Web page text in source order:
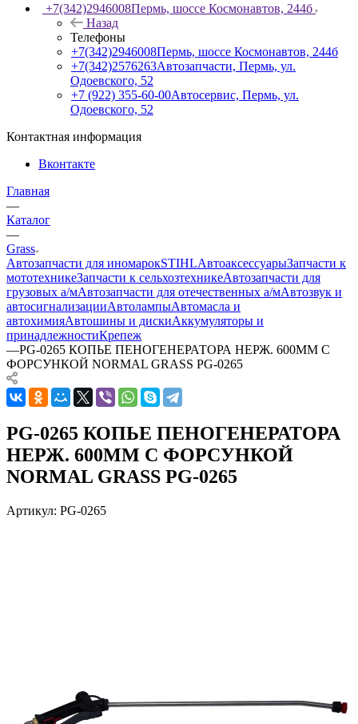
+7(342)2946008Пермь, шоссе Космонавтов, 244б
Назад
Телефоны
+7(342)2946008Пермь, шоссе Космонавтов, 244б
+7(342)2576263Автозапчасти, Пермь, ул.
Одоевского, 52
+7 (922) 355-60-00Автосервис, Пермь, ул.
Одоевского, 52
Контактная информация
Вконтакте
Главная
—
Каталог
—
Grass
Автозапчасти для иномарокSTIHLАвтоаксессуарыЗапчасти к
мототехникеЗапчасти к сельхозтехникеАвтозапчасти для
грузовых а/мАвтозапчасти для отечественных а/мАвтозвук и
автосигнализацииАвтолампыАвтомасла и
автохимияАвтошины и дискиАккумуляторы и
принадлежностиКрепеж
—PG-0265 КОПЬЕ ПЕНОГЕНЕРАТОРА НЕРЖ. 600ММ С
ФОРСУНКОЙ NORMAL GRASS PG-0265
PG-0265 КОПЬЕ ПЕНОГЕНЕРАТОРА
НЕРЖ. 600ММ С ФОРСУНКОЙ
NORMAL GRASS PG-0265
Артикул: PG-0265